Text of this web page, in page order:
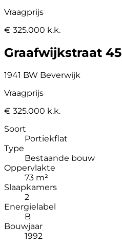
Vraagprijs
€ 325.000 k.k.
Graafwijkstraat 45
1941 BW Beverwijk
Vraagprijs
€ 325.000 k.k.
Soort
Portiekflat
Type
Bestaande bouw
Oppervlakte
73 m²
Slaapkamers
2
Energielabel
B
Bouwjaar
1992